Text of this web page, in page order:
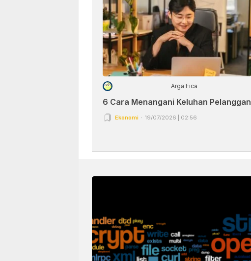
Arga Fica
6 Cara Menangani Keluhan Pelanggan
Ekonomi 19/07/2026 | 02:56